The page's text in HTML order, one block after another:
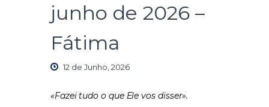
junho de 2026 –
Fátima
12 de Junho, 2026
«Fazei tudo o que Ele vos disser».